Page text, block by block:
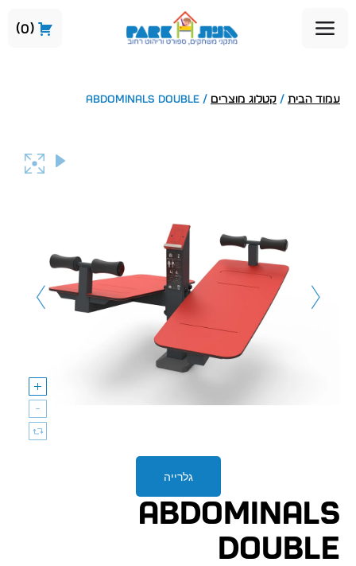
0
עמוד הבית / קטלוג מוצרים / ABDOMINALS DOUBLE
ABDOMINALS
DOUBLE
גלרייה